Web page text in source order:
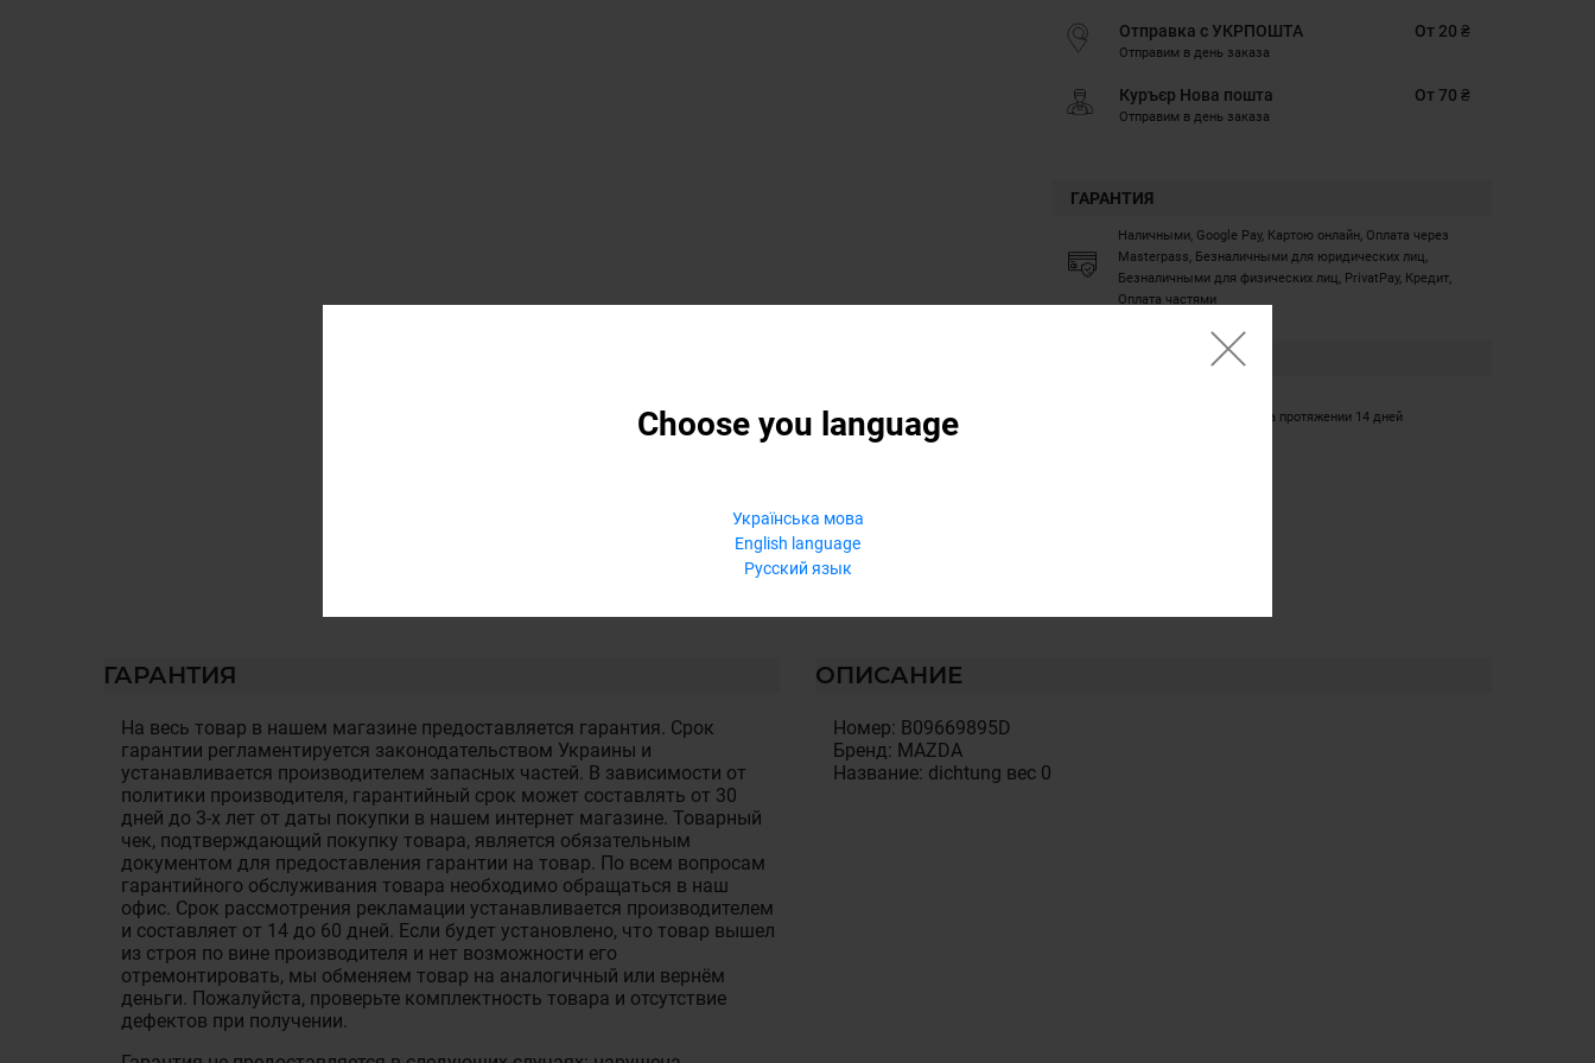
Choose you language
Українська мова
English language
Русский язык
Отправка с УКРПОШТА
Отправим в день заказа
От 20 ₴
Куръєр Нова пошта
Отправим в день заказа
От 70 ₴
ГАРАНТИЯ
Наличными, Google Pay, Картою онлайн, Оплата через
Masterpass, Безналичными для юридических лиц,
Безналичными для физических лиц, PrivatPay, Кредит,
Оплата частями
Обмен/возврат товара на протяжении 14 дней
ГАРАНТИЯ
На весь товар в нашем магазине предоставляется гарантия. Срок
гарантии регламентируется законодательством Украины и
устанавливается производителем запасных частей. В зависимости от
политики производителя, гарантийный срок может составлять от 30
дней до 3-х лет от даты покупки в нашем интернет магазине. Товарный
чек, подтверждающий покупку товара, является обязательным
документом для предоставления гарантии на товар. По всем вопросам
гарантийного обслуживания товара необходимо обращаться в наш
офис. Срок рассмотрения рекламации устанавливается производителем
и составляет от 14 до 60 дней. Если будет установлено, что товар вышел
из строя по вине производителя и нет возможности его
отремонтировать, мы обменяем товар на аналогичный или вернём
деньги. Пожалуйста, проверьте комплектность товара и отсутствие
дефектов при получении.
ОПИСАНИЕ
Номер: B09669895D
Бренд: MAZDA
Название: dichtung вес 0